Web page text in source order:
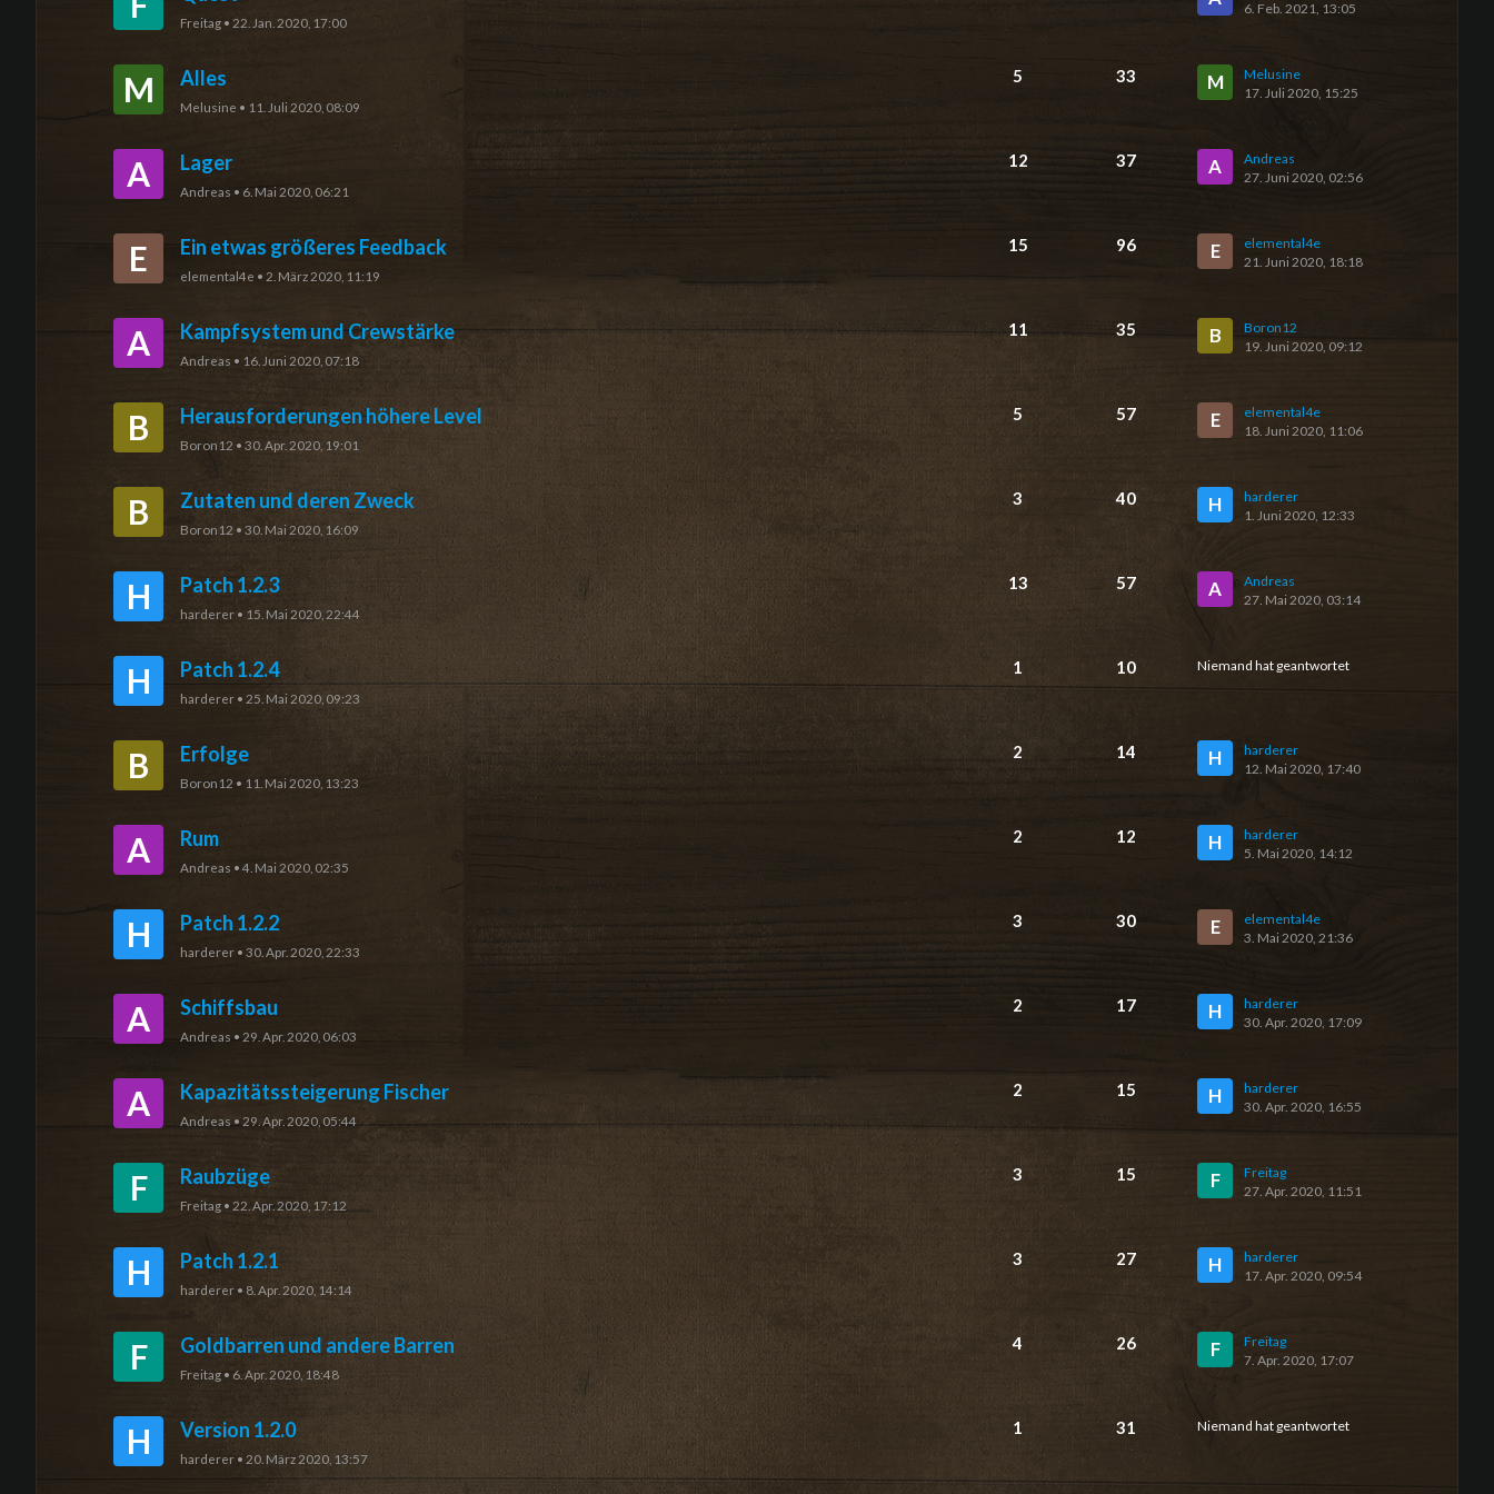
Freitag • 22. Jan. 2020, 17:00
6. Feb. 2021, 13:05
M Alles
Melusine • 11. Juli 2020, 08:09
5 33 M
Melusine
17. Juli 2020, 15:25
A Lager
Andreas • 6. Mai 2020, 06:21
12 37 A
Andreas
27. Juni 2020, 02:56
E Ein etwas größeres Feedback
elemental4e • 2. März 2020, 11:19
15 96 E
elemental4e
21. Juni 2020, 18:18
A Kampfsystem und Crewstärke
Andreas • 16. Juni 2020, 07:18
11 35 B
Boron12
19. Juni 2020, 09:12
B Herausforderungen höhere Level
Boron12 • 30. Apr. 2020, 19:01
5 57 E
elemental4e
18. Juni 2020, 11:06
B Zutaten und deren Zweck
Boron12 • 30. Mai 2020, 16:09
3 40 H
harderer
1. Juni 2020, 12:33
H Patch 1.2.3
harderer • 15. Mai 2020, 22:44
13 57 A
Andreas
27. Mai 2020, 03:14
H Patch 1.2.4
harderer • 25. Mai 2020, 09:23
1 10 Niemand hat geantwortet
B Erfolge
Boron12 • 11. Mai 2020, 13:23
2 14 H
harderer
12. Mai 2020, 17:40
A Rum
Andreas • 4. Mai 2020, 02:35
2 12 H
harderer
5. Mai 2020, 14:12
H Patch 1.2.2
harderer • 30. Apr. 2020, 22:33
3 30 E
elemental4e
3. Mai 2020, 21:36
A Schiffsbau
Andreas • 29. Apr. 2020, 06:03
2 17 H
harderer
30. Apr. 2020, 17:09
A Kapazitätssteigerung Fischer
Andreas • 29. Apr. 2020, 05:44
2 15 H
harderer
30. Apr. 2020, 16:55
F Raubzüge
Freitag • 22. Apr. 2020, 17:12
3 15 F
Freitag
27. Apr. 2020, 11:51
H Patch 1.2.1
harderer • 8. Apr. 2020, 14:14
3 27 H
harderer
17. Apr. 2020, 09:54
F Goldbarren und andere Barren
Freitag • 6. Apr. 2020, 18:48
4 26 F
Freitag
7. Apr. 2020, 17:07
H Version 1.2.0
harderer • 20. März 2020, 13:57
1 31 Niemand hat geantwortet